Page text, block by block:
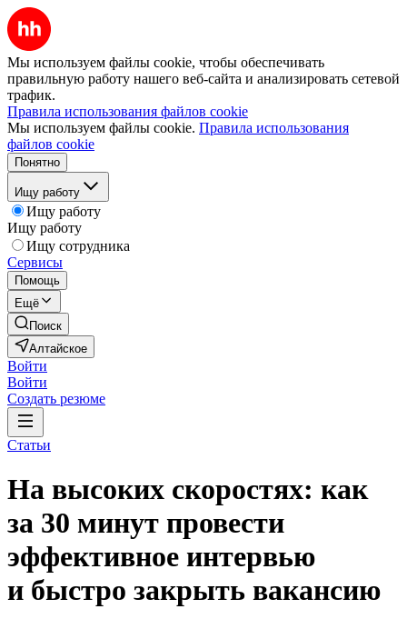
Мы используем файлы cookie, чтобы обеспечивать
правильную работу нашего веб-сайта и анализировать сетевой
трафик.
Правила использования файлов cookie
Мы используем файлы cookie. Правила использования
файлов cookie
Понятно
Ищу работу
Ищу работу
Ищу работу
Ищу сотрудника
Сервисы
Помощь
Ещё
Поиск
Алтайское
Войти
Войти
Создать резюме
Статьи
На высоких скоростях: как
за 30 минут провести
эффективное интервью
и быстро закрыть вакансию